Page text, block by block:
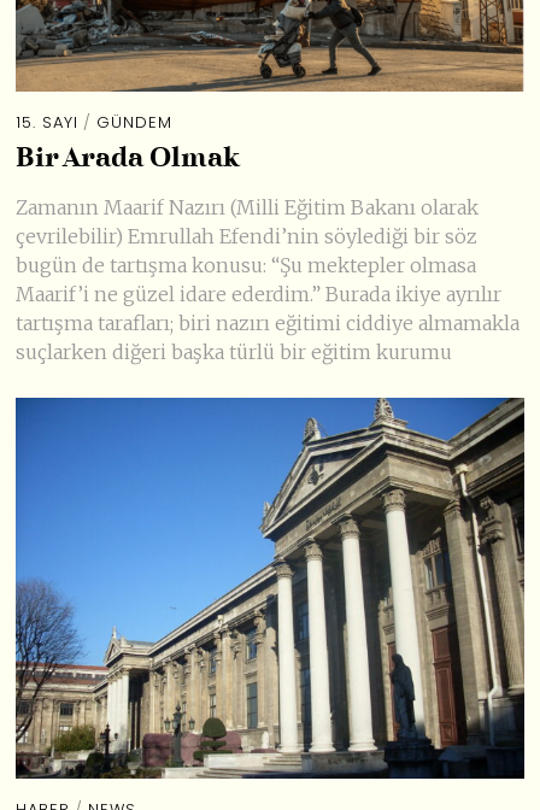
15. SAYI / GÜNDEM
Bir Arada Olmak
Zamanın Maarif Nazırı (Milli Eğitim Bakanı olarak
çevrilebilir) Emrullah Efendi’nin söylediği bir söz
bugün de tartışma konusu: “Şu mektepler olmasa
Maarif’i ne güzel idare ederdim.” Burada ikiye ayrılır
tartışma tarafları; biri nazırı eğitimi ciddiye almamakla
suçlarken diğeri başka türlü bir eğitim kurumu